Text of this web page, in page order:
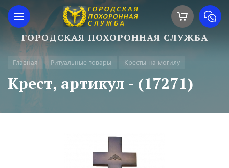
ГОРОДСКАЯ ПОХОРОННАЯ СЛУЖБА
Главная Ритуальные товары Кресты на могилу
Крест, артикул - (17271)